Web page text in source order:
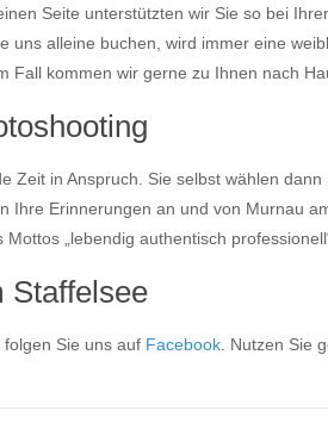
Seite unterstützten wir Sie so bei
alleine buchen, wird immer eine
Fall kommen wir gerne zu Ihnen nach
Zeit in Anspruch. Sie selbst wählen
Erinnerungen an und von Murnau
„lebendig authentisch
Staffelsee
folgen Sie uns auf Facebook . Nutzen Sie